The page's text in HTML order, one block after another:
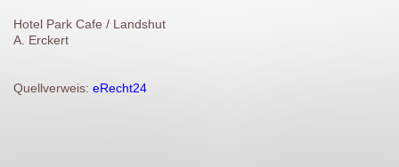
Hotel Park Cafe / Landshut
A. Erckert
Quellverweis: eRecht24